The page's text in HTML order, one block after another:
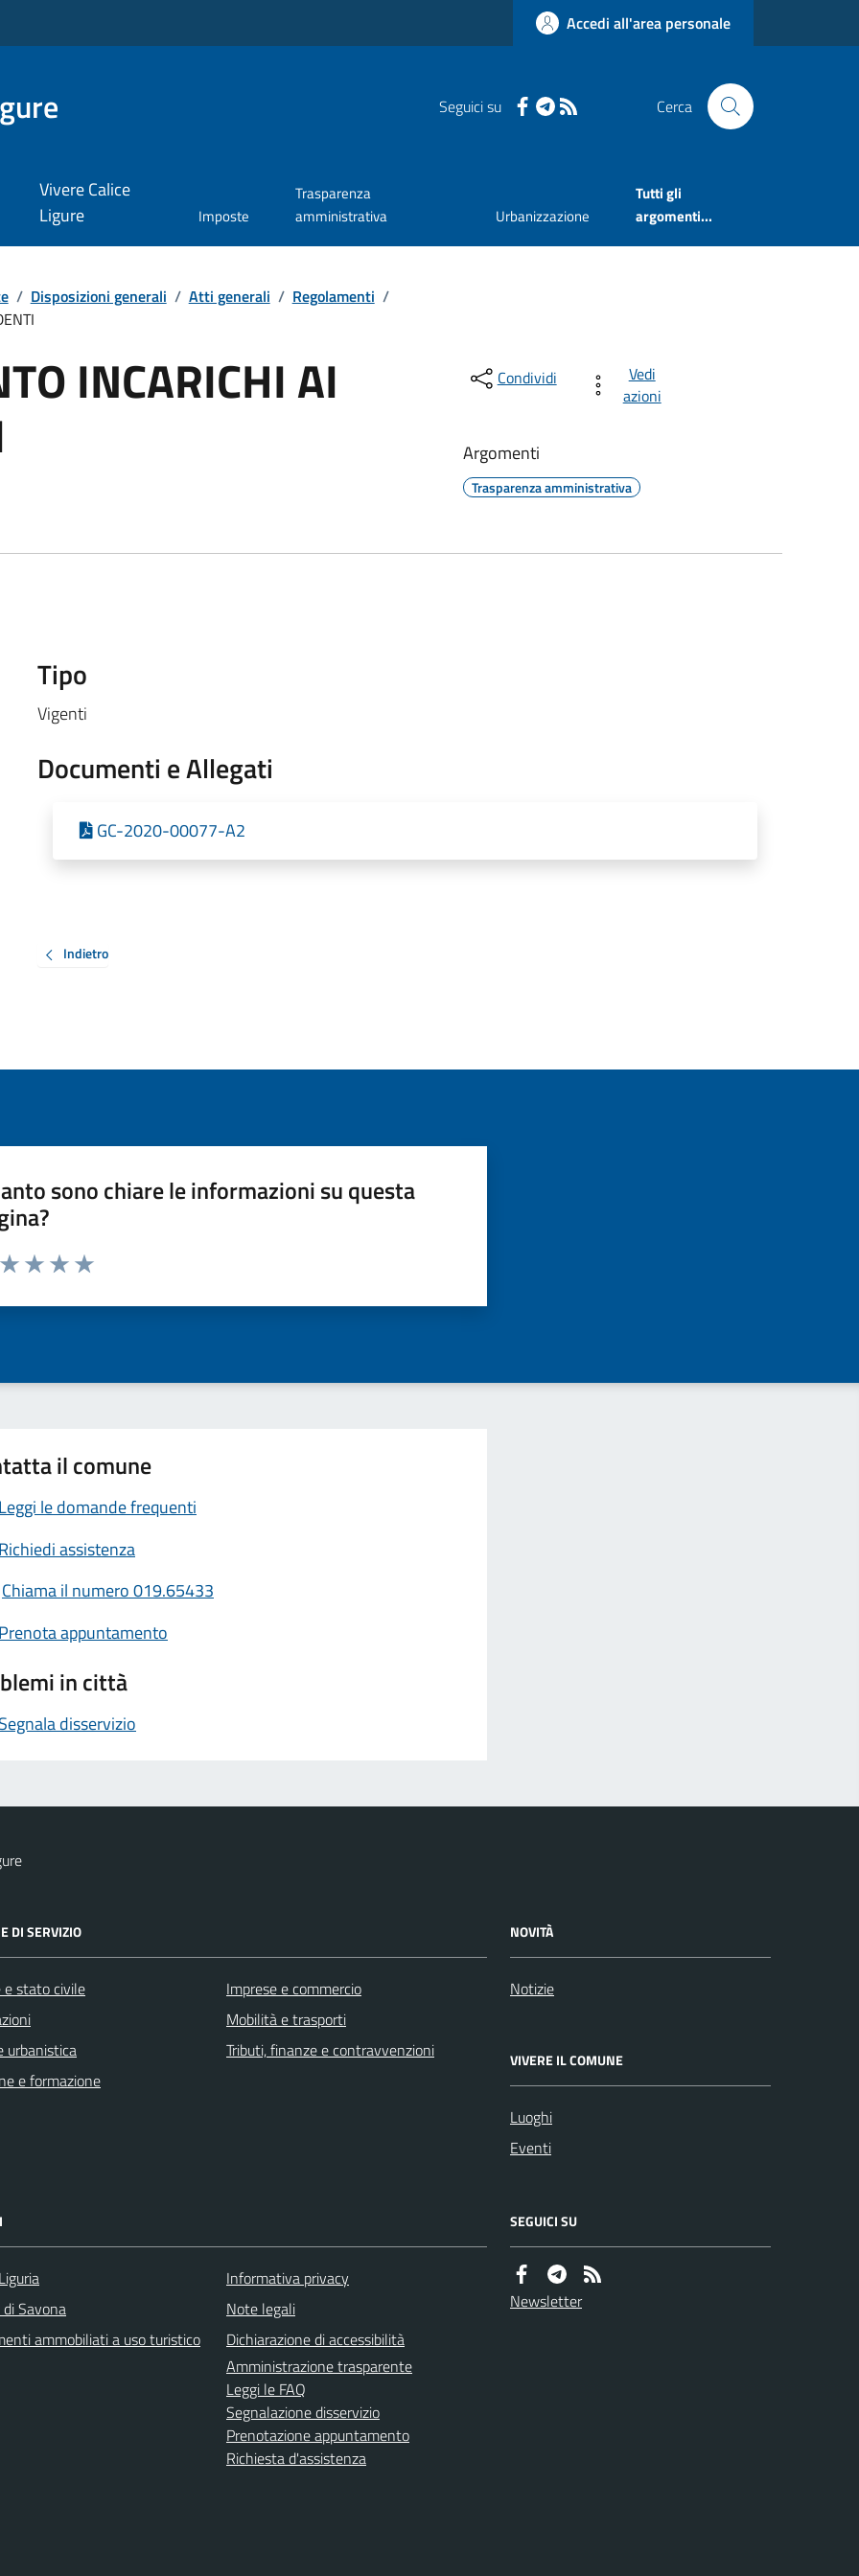
Accedi all'area personale
Seguici su Cerca
Vivere Calice
Ligure
Imposte
Trasparenza
amministrativa
Urbanizzazione
Tutti gli
argomenti...
/ Disposizioni generali / Atti generali / Regolamenti /
INCARICHI AI Condividi
Vedi
azioni
Argomenti
Trasparenza amministrativa
Tipo
Vigenti
Documenti e Allegati
GC-2020-00077-A2
Indietro
sono chiare le informazioni su questa
da 1 a 5 stelle la pagina
il comune
Leggi le domande frequenti
Richiedi assistenza
Chiama il numero 019.65433
Prenota appuntamento
in città
Segnala disservizio
DI SERVIZIO
e stato civile
urbanistica
e formazione
Imprese e commercio
Mobilità e trasporti
Tributi, finanze e contravvenzioni
NOVITÀ
Notizie
VIVERE IL COMUNE
Luoghi
Eventi
Savona
ammobiliati a uso turistico
Informativa privacy
Note legali
Dichiarazione di accessibilità
Amministrazione trasparente
Leggi le FAQ
Segnalazione disservizio
Prenotazione appuntamento
Richiesta d'assistenza
SEGUICI SU
Newsletter